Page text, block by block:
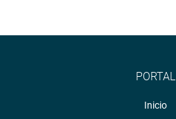
PORTAL
Inicio